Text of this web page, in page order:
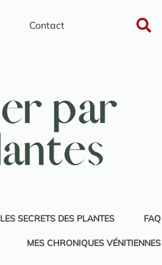
Contact
LES SECRETS DES PLANTES FAQ
MES CHRONIQUES VÉNITIENNES